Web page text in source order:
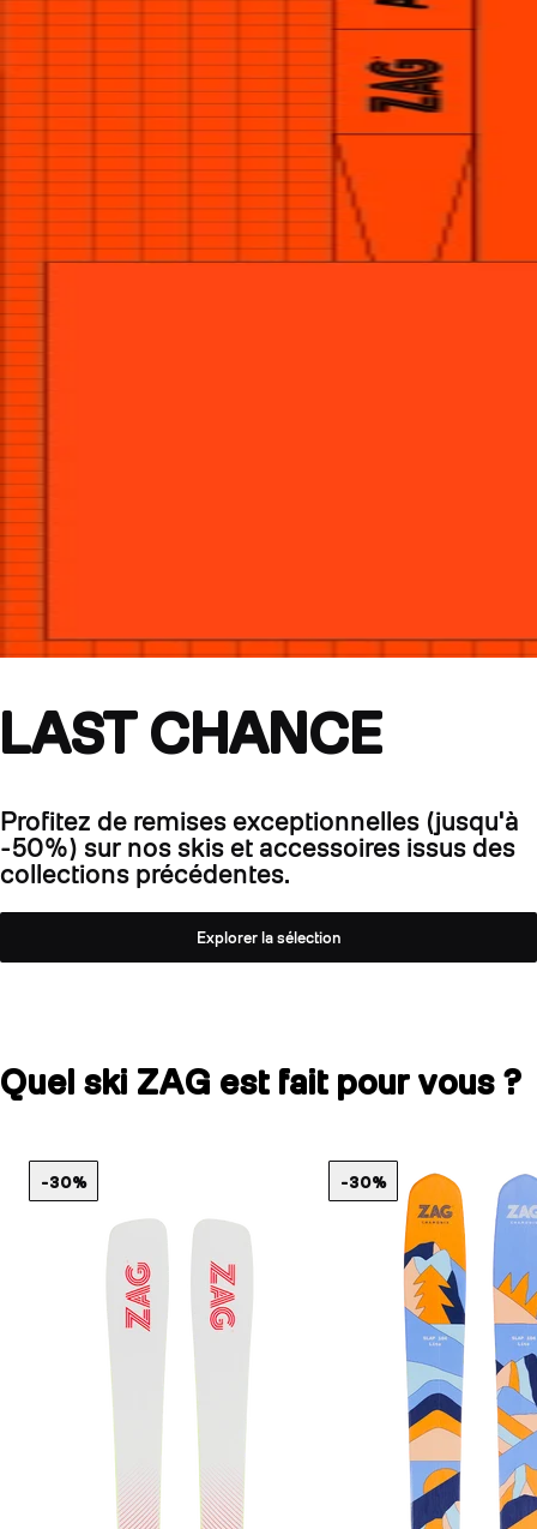
LAST CHANCE
Profitez de remises exceptionnelles (jusqu'à
-50%) sur nos skis et accessoires issus des
collections précédentes.
Explorer la sélection
Quel ski ZAG est fait pour vous ?
-30% -30%